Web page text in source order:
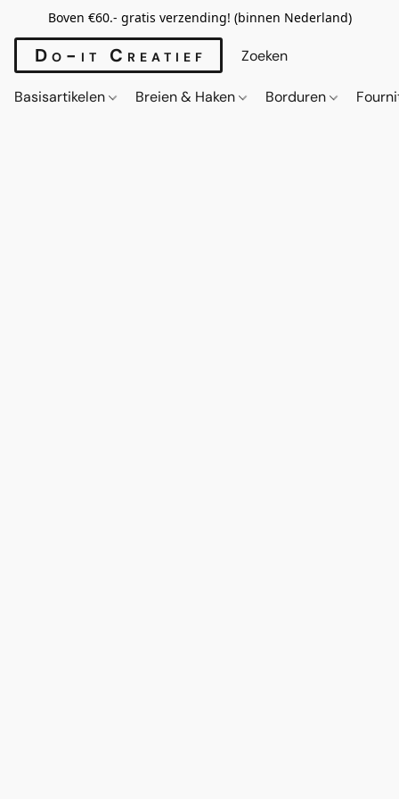
Boven €60.- gratis verzending! (binnen Nederland)
Do-it Creatief
Basisartikelen Breien & Haken Borduren